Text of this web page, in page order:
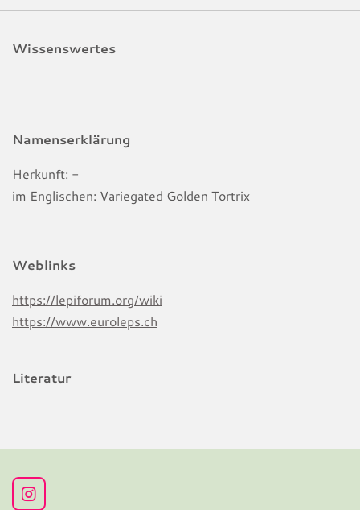
Wissenswertes
Namenserklärung
Herkunft: -
im Englischen: Variegated Golden Tortrix
Weblinks
https://lepiforum.org/wiki
https://www.euroleps.ch
Literatur
I